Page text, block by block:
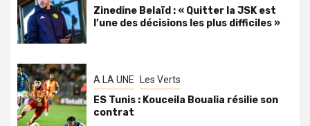
Zinedine Belaïd : « Quitter la JSK est
l’une des décisions les plus difficiles »
A LA UNE Les Verts
ES Tunis : Kouceila Boualia résilie son
contrat